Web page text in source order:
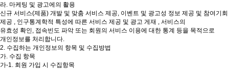
라. 마케팅 및 광고에의 활용
신규 서비스(제품) 개발 및 맞춤 서비스 제공, 이벤트 및 광고성 정보 제공 및 참여기회
제공 , 인구통계학적 특성에 따른 서비스 제공 및 광고 게재 , 서비스의
유효성 확인, 접속빈도 파악 또는 회원의 서비스 이용에 대한 통계 등을 목적으로
개인정보를 처리합니다.
2. 수집하는 개인정보의 항목 및 수집방법
가. 수집 항목
가-1. 회원 가입 시 수집항목